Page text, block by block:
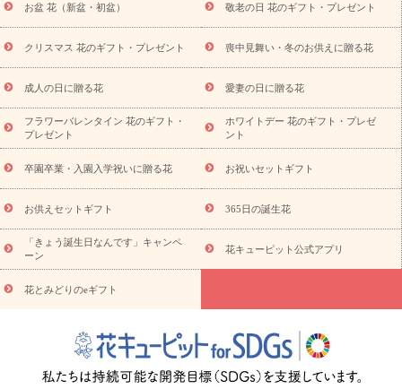
お供え プリザーブドフラワー
ペットのお供えフラワー
お盆（新
盆・初盆）
その他 お祝い返し お見舞い
お取り寄せギフト
ビジネス用
ご自宅用 観葉植物 ミディ胡蝶蘭
プリザーブ
ドフラワー
スタイルから探す アレンジメント 花束
スタ
ンド花
お祝い お供え・お悔やみ 胡蝶蘭 胡蝶蘭・花鉢
ディ胡蝶蘭・お祝い
ミディ胡蝶蘭・お供え
世界初の青色胡蝶蘭
観葉植物
観葉植物 産直多肉植物
プリザーブドフラワー
お祝い
お供え・お悔やみ 花とセットギフト
セミオーダー
プチギフト（hanamore -ハナモア-）
花とみどりのeギフト
キューピットのeGfit
カラー ピンク イエローオレンジ
レッ
ド
お花の種類 トルコキキョウ
お祝い お祝い・3000円～ お祝い・4000円～
お祝い・
5000円～
お祝い・7000円～ お祝い・ 10000円～
お供え・お
悔やみ
円～
お供え・お悔やみ・
読み物
いのマナー
定年退職祝いのマナー
お祝いを贈るときのマナー・
花キューピットのお祝いコラム一覧
誕生日のお花を「色
彩心理学」で選ぶ方法
結婚祝いの予算相場
出産祝いお役立ち情
お盆 花（新盆・初盆） 敬老の日 花のギフト・プレゼント
クリスマス 花のギフト・プレゼント 喪中見舞い・冬のお供えに贈る花
成人の日に贈る花 愛妻の日に贈る花
フラワーバレンタイン 花のギフト・
プレゼント
ホワイトデー 花のギフト・プレゼ
ント
卒園卒業・入園入学祝いに贈る花 お祝いセットギフト
お供えセットギフト 365日の誕生花
「きょう誕生日なんです」キャンペ
ーン
花キューピット公式アプリ
花とみどりのeギフト